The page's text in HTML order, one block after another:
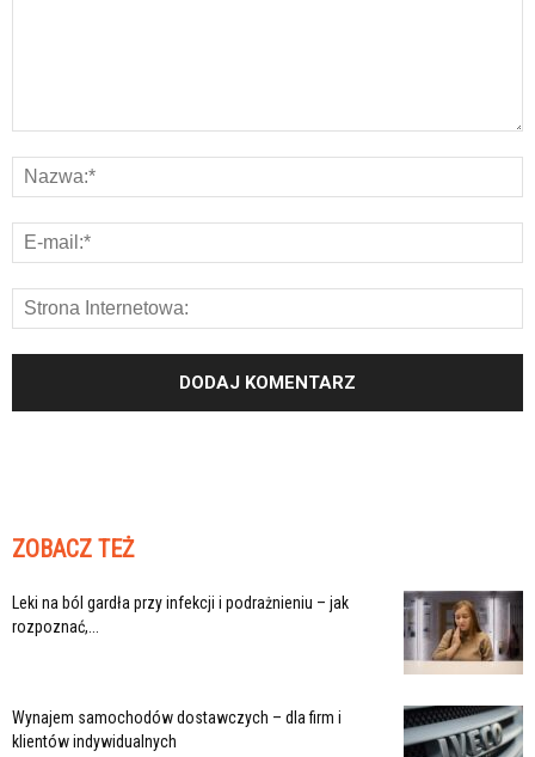
ZOBACZ TEŻ
Leki na ból gardła przy infekcji i podrażnieniu – jak
rozpoznać,...
Wynajem samochodów dostawczych – dla firm i
klientów indywidualnych